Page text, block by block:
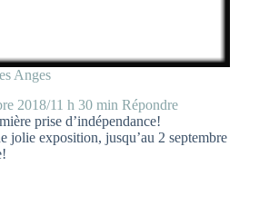
Anges
2018/11 h 30 min Répondre
prise d’indépendance!
jolie exposition, jusqu’au 2 septembre